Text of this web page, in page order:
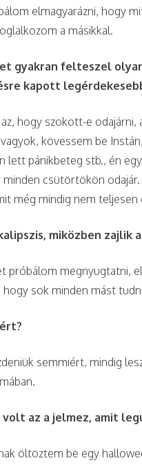
elmagyarázni, hogy
a másikkal.
gyakran felteszel
kapott
hogy szokott-e odajárni,
kövessem be
pánikbeteg stb., én
csütörtökön
még mindig nem teljesen
miközben zajlik
próbálom megnyugtatni,
sok minden mást
semmiért, mindig
az a jelmez, amit
öltöztem be egy